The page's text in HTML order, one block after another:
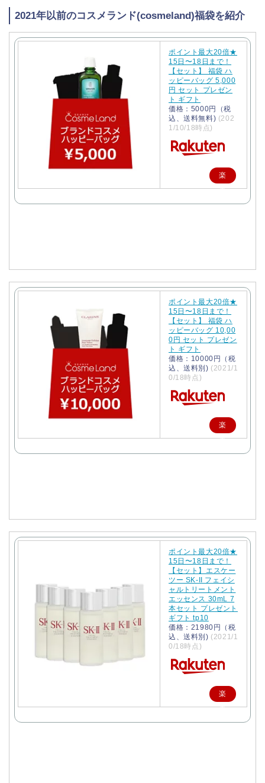
2021年以前のコスメランド(cosmeland)福袋を紹介
ポイント最大20倍★
15日〜18日まで！
【セット】 福袋 ハ
ッピーバッグ 5,000
円 セット プレゼン
ト ギフト
価格：5000円（税
込、送料無料) (202
1/10/18時点)
楽
天
ポイント最大20倍★
15日〜18日まで！
【セット】 福袋 ハ
ッピーバッグ 10,00
0円 セット プレゼン
ト ギフト
価格：10000円（税
込、送料別) (2021/1
0/18時点)
楽
天
ポイント最大20倍★
15日〜18日まで！
【セット】エスケー
ツー SK-II フェイシ
ャルトリートメント
エッセンス 30mL 7
本セット プレゼント
ギフト tp10
価格：21980円（税
込、送料別) (2021/1
0/18時点)
楽
天